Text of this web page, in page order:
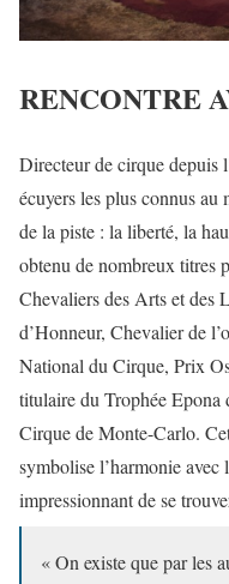
RENCONTRE
Directeur de cirque depuis
écuyers les plus connus
de la piste : la liberté, la
obtenu de nombreux titres
Chevaliers des Arts et des
d’Honneur, Chevalier de
National du Cirque, Prix
titulaire du Trophée Epona
Cirque de Monte-Carlo.
symbolise l’harmonie
impressionnant de se
« On existe que par les